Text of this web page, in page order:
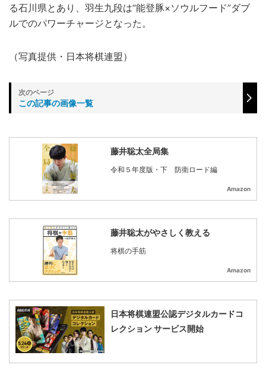
る石川県とあり、羽生九段は“能登豚×ソウルフード”ダブ
ルでのパワーチャージとなった。
（写真提供・日本将棋連盟）
この記事の画像一覧
藤井聡太全局集
令和５年度版・下 防衛ロード編
Amazon
藤井聡太がやさしく教える
将棋の手筋
Amazon
日本将棋連盟公認デジタルカードコ
レクション サービス開始